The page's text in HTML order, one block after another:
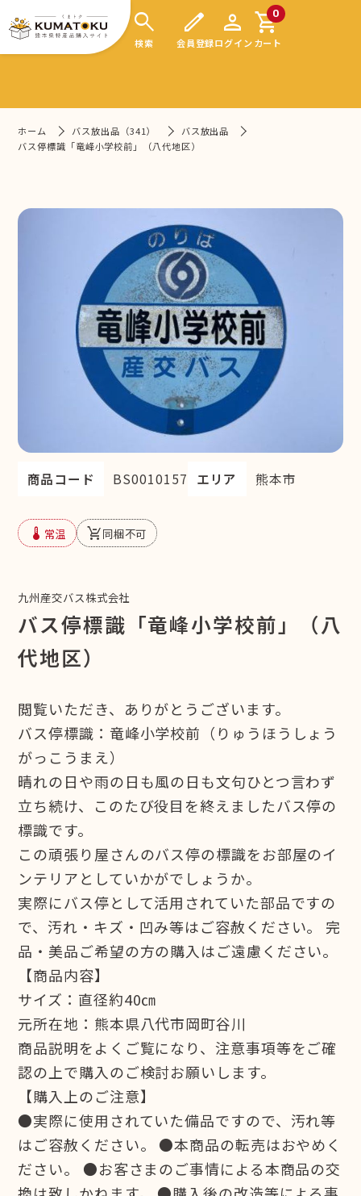
search
検索
edit
会員登録
person
ログイン
0
shopping_cart
カート
ホーム バス放出品（341）
バス放出品
バス停標識「竜峰小学校前」（八代地区）
商品コード BS0010157 エリア 熊本市
device_thermostat 常温 remove_shopping_cart同梱不可
九州産交バス株式会社
バス停標識「竜峰小学校前」（八
代地区）
閲覧いただき、ありがとうございます。
バス停標識：竜峰小学校前（りゅうほうしょう
がっこうまえ）
晴れの日や雨の日も風の日も文句ひとつ言わず
立ち続け、このたび役目を終えましたバス停の
標識です。
この頑張り屋さんのバス停の標識をお部屋のイ
ンテリアとしていかがでしょうか。
実際にバス停として活用されていた部品ですの
で、汚れ・キズ・凹み等はご容赦ください。 完
品・美品ご希望の方の購入はご遠慮ください。
【商品内容】
サイズ：直径約40㎝
元所在地：熊本県八代市岡町谷川
商品説明をよくご覧になり、注意事項等をご確
認の上で購入のご検討お願いします。
【購入上のご注意】
●実際に使用されていた備品ですので、汚れ等
はご容赦ください。 ●本商品の転売はおやめく
ださい。 ●お客さまのご事情による本商品の交